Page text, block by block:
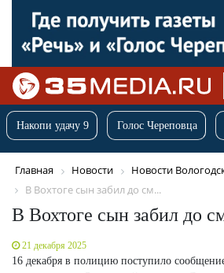
Накопи удачу 9 Голос Череповца
Главная Новости
Новости
В Вохтоге сын забил до см...
В Вохтоге сын забил до
21 декабря 2025
16 декабря в полицию поступило